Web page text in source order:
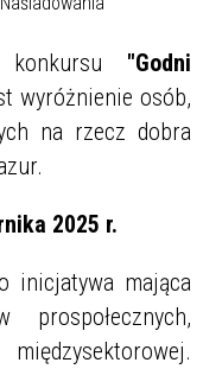
"Godni
wyróżnienie osób,
na rzecz dobra
2025 r.
inicjatywa mająca